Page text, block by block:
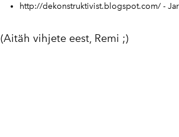
http://dekonstruktivist.blogspot.com/ -
(Aitäh vihjete eest, Remi ;)